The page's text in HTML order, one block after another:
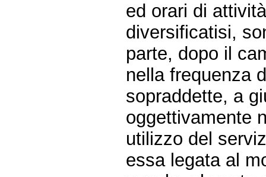
ed orari di
diversificatisi,
parte, dopo il
nella frequenza
sopraddette, a
oggettivamente
utilizzo del
essa legata al